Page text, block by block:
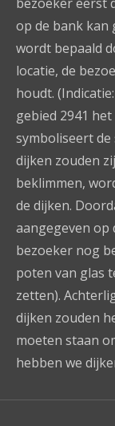
op de bank kan
wordt bepaald
locatie, de
houdt.
gebied 2941
symboliseert
dijken zouden
beklimmen,
de dijken.
aangegeven op
bezoeker nog
poten van glas
zetten).
dijken zouden
moeten staan
hebben we